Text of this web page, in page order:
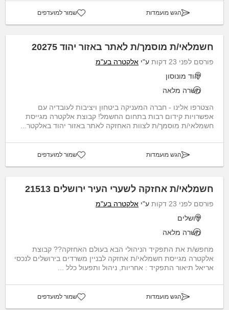
הגש מועמדות שמור למועדפים
חשמלאי/ת מוסמך/ת לאתר באזור יהוד 20275
פורסם לפני 23 דקות ע"י אלקטרה בע"מ
יהוד מונוסון
משרה מלאה
הצטרפו אלינו - חברה המעניקה ביטחון ויציבות לעובדיה עם
אפשרויות קידום רבות בתחום החשמל! קבוצת אלקטרה מגייסת
חשמלאי/ת מוסמך/ת לצוות האחזקה לאתר באזור יהוד באלקטר...
הגש מועמדות שמור למועדפים
חשמלאי/ת אחזקה לשערי העיר ירושלים 21513
פורסם לפני 23 דקות ע"י אלקטרה בע"מ
ירושלים
משרה מלאה
מחפש/ת את התפקיד הניהולי הבא בעולם האחזקה?? קבוצת
אלקטרה מגייסת חשמלאי/ת אחזקה לבניין משרדים בירושלים לנכסי
אריאל תיאור התפקיד : אחריות, ניהול ותפעול כלל ...
הגש מועמדות שמור למועדפים